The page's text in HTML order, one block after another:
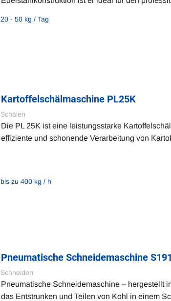
20 - 50 kg / Tag
Kartoffelschälmaschine PL25K
Schälen
Die PL 25K ist eine leistungsstarke
effiziente und schonende Verarbeitung von
bis zu 400 kg / h
Pneumatische Schneidemaschine
Schneiden
Pneumatische Schneidemaschine – hergestellt
das Entstrunken und Teilen von Kohl in einem